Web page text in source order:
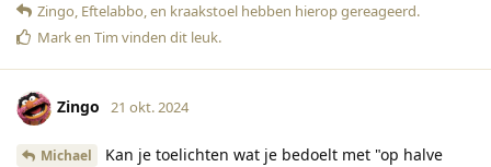
Zingo, Eftelabbo, en kraakstoel hebben hierop gereageerd.
Marken Tim vinden dit leuk.
Zingo 21 okt. 2024
Michael
Kan je toelichten wat je bedoelt met "op halve